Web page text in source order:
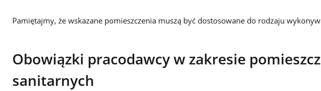
Pamiętajmy, że wskazane pomieszczenia muszą być dostosowane do rodzaju
Obowiązki pracodawcy w zakresie
sanitarnych